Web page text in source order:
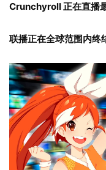
Crunchyroll 正在直播
联播正在全球范围内终